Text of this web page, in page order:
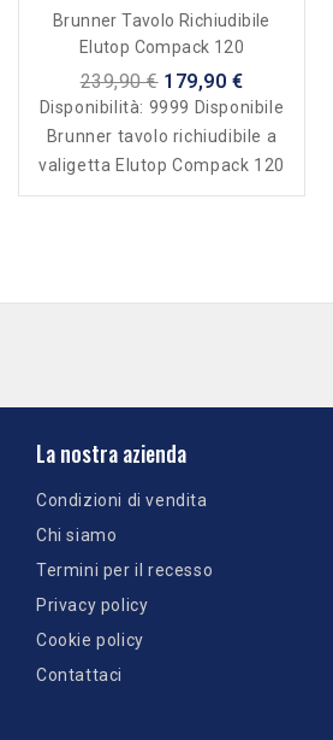
Brunner Tavolo Richiudibile
Elutop Compack 120
239,90 € 179,90 €
Disponibilità: 9999 Disponibile
Brunner tavolo richiudibile a
valigetta Elutop Compack 120
La nostra azienda
Condizioni di vendita
Chi siamo
Termini per il recesso
Privacy policy
Cookie policy
Contattaci